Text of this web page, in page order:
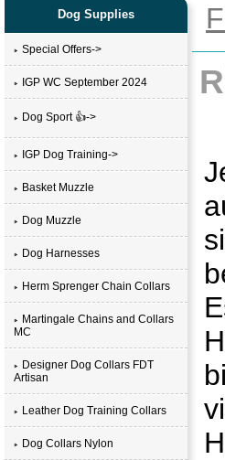
Dog Supplies
Special Offers->
IGP WC September 2024
Dog Sport 👍->
IGP Dog Training->
Basket Muzzle
Dog Muzzle
Dog Harnesses
Herm Sprenger Chain Collars
Martingale Chains and Collars
MC
Designer Dog Collars FDT
Artisan
Leather Dog Training Collars
Dog Collars Nylon